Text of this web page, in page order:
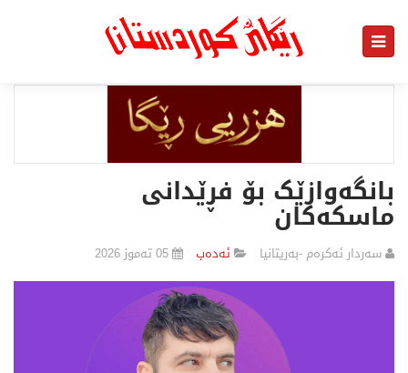
بانگەوازێک بۆ فڕێدانی
ماسکەکان
سەردار ئەکرەم -بەریتانیا ئەدەب 05 تەموز 2026